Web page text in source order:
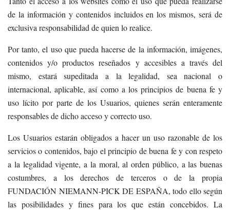
de la información y contenidos incluidos en los mismos, será de
exclusiva responsabilidad de quien lo realice.
Por tanto, el uso que pueda hacerse de la información, imágenes,
contenidos y/o productos reseñados y accesibles a través del
mismo, estará supeditada a la legalidad, sea nacional o
internacional, aplicable, así como a los principios de buena fe y
uso lícito por parte de los Usuarios, quienes serán enteramente
responsables de dicho acceso y correcto uso.
Los Usuarios estarán obligados a hacer un uso razonable de los
servicios o contenidos, bajo el principio de buena fe y con respeto
a la legalidad vigente, a la moral, al orden público, a las buenas
costumbres, a los derechos de terceros o de la propia
FUNDACIÓN NIEMANN-PICK DE ESPAÑA, todo ello según
las posibilidades y fines para los que están concebidos. La